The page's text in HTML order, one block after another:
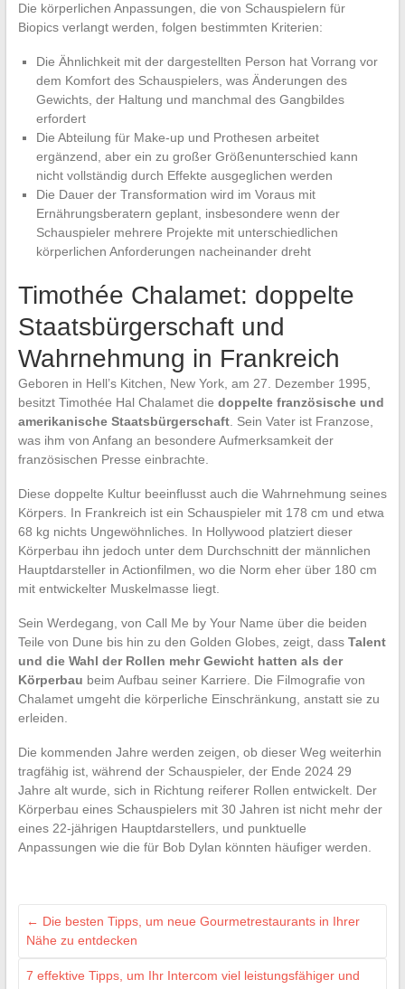
Die körperlichen Anpassungen, die von Schauspielern für
Biopics verlangt werden, folgen bestimmten Kriterien:
Die Ähnlichkeit mit der dargestellten Person hat Vorrang vor
dem Komfort des Schauspielers, was Änderungen des
Gewichts, der Haltung und manchmal des Gangbildes
erfordert
Die Abteilung für Make-up und Prothesen arbeitet
ergänzend, aber ein zu großer Größenunterschied kann
nicht vollständig durch Effekte ausgeglichen werden
Die Dauer der Transformation wird im Voraus mit
Ernährungsberatern geplant, insbesondere wenn der
Schauspieler mehrere Projekte mit unterschiedlichen
körperlichen Anforderungen nacheinander dreht
Timothée Chalamet: doppelte
Staatsbürgerschaft und
Wahrnehmung in Frankreich
Geboren in Hell’s Kitchen, New York, am 27. Dezember 1995,
besitzt Timothée Hal Chalamet die doppelte französische und
amerikanische Staatsbürgerschaft. Sein Vater ist Franzose,
was ihm von Anfang an besondere Aufmerksamkeit der
französischen Presse einbrachte.
Diese doppelte Kultur beeinflusst auch die Wahrnehmung seines
Körpers. In Frankreich ist ein Schauspieler mit 178 cm und etwa
68 kg nichts Ungewöhnliches. In Hollywood platziert dieser
Körperbau ihn jedoch unter dem Durchschnitt der männlichen
Hauptdarsteller in Actionfilmen, wo die Norm eher über 180 cm
mit entwickelter Muskelmasse liegt.
Sein Werdegang, von Call Me by Your Name über die beiden
Teile von Dune bis hin zu den Golden Globes, zeigt, dass Talent
und die Wahl der Rollen mehr Gewicht hatten als der
Körperbau beim Aufbau seiner Karriere. Die Filmografie von
Chalamet umgeht die körperliche Einschränkung, anstatt sie zu
erleiden.
Die kommenden Jahre werden zeigen, ob dieser Weg weiterhin
tragfähig ist, während der Schauspieler, der Ende 2024 29
Jahre alt wurde, sich in Richtung reiferer Rollen entwickelt. Der
Körperbau eines Schauspielers mit 30 Jahren ist nicht mehr der
eines 22-jährigen Hauptdarstellers, und punktuelle
Anpassungen wie die für Bob Dylan könnten häufiger werden.
← Die besten Tipps, um neue Gourmetrestaurants in Ihrer
Nähe zu entdecken
7 effektive Tipps, um Ihr Intercom viel leistungsfähiger und